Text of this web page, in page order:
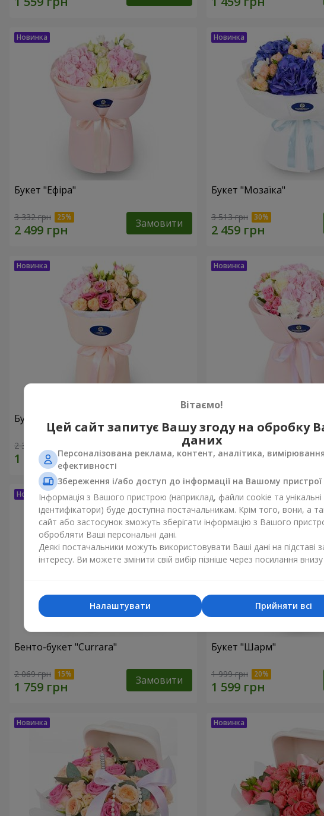
Букет "Ефіра"
3 332 грн Замовити
Букет "Мозаїка"
3 513 грн
Букет "Мрії збуваються"
2 352 грн Замовити 3 199 грн
Бенто-букет "Currara"
2 069 грн Замовити
Букет "Шарм"
1 999 грн
Вітаємо!
Цей сайт запитує Вашу згоду на обробку
даних
Персоналізована реклама, контент, аналітика, вимірювання
ефективності
Збереження і/або доступ до інформації на Вашому пристрої
Інформація з Вашого пристрою (наприклад, файли cookie та унікальні
ідентифікатори) буде доступна постачальникам. Крім того, вони, а
сайт або застосунок зможуть зберігати інформацію з Вашого
обробляти Ваші персональні дані.
Деякі постачальники можуть використовувати Ваші дані на підставі
інтересу. Ви можете змінити свій вибір пізніше через посилання внизу
Прийняти всі
Налаштувати